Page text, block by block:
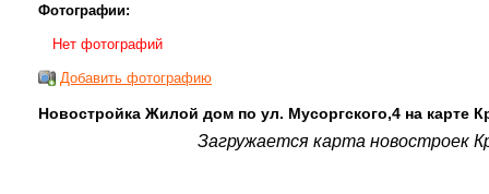
Фотографии:
Нет фотографий
Добавить фотографию
Новостройка Жилой дом по ул. Мусоргского,4 на карте
Загружается карта новостроек